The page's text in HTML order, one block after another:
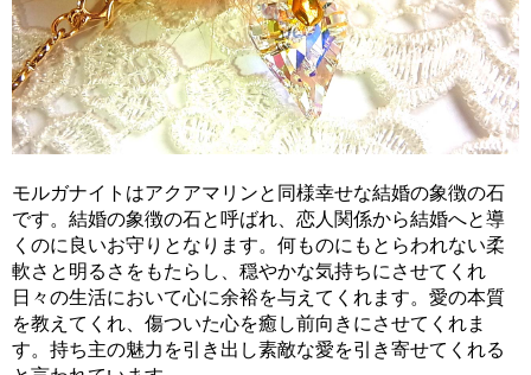
モルガナイトはアクアマリンと同様幸せな結婚の象徴の石
です。結婚の象徴の石と呼ばれ、恋人関係から結婚へと導
くのに良いお守りとなります。何ものにもとらわれない柔
軟さと明るさをもたらし、穏やかな気持ちにさせてくれ
日々の生活において心に余裕を与えてくれます。愛の本質
を教えてくれ、傷ついた心を癒し前向きにさせてくれま
す。持ち主の魅力を引き出し素敵な愛を引き寄せてくれる